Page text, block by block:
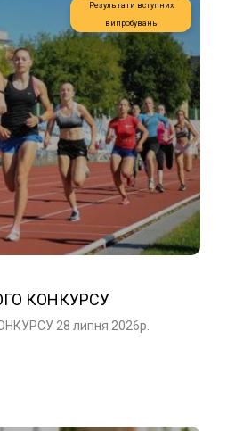
Результати вступних
випробувань
КОНКУРСУ
28 липня 2026р.